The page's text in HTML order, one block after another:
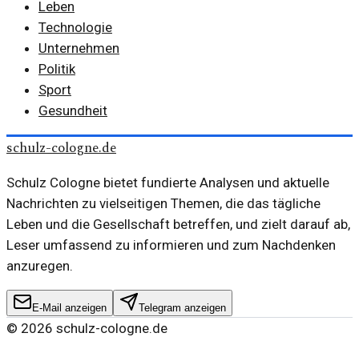
Leben
Technologie
Unternehmen
Politik
Sport
Gesundheit
schulz-cologne.de
Schulz Cologne bietet fundierte Analysen und aktuelle
Nachrichten zu vielseitigen Themen, die das tägliche
Leben und die Gesellschaft betreffen, und zielt darauf ab,
Leser umfassend zu informieren und zum Nachdenken
anzuregen.
E-Mail anzeigen Telegram anzeigen
© 2026 schulz-cologne.de